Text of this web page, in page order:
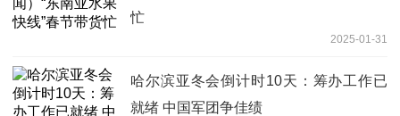
忙
2025-01-31
哈尔滨亚冬会倒计时10天：筹办工作已
就绪 中国军团争佳绩